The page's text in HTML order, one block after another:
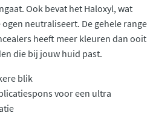
Ook bevat het Haloxyl, wat
neutraliseert. De gehele range
heeft meer kleuren dan ooit
die bij jouw huid past.
blik
voor een ultra